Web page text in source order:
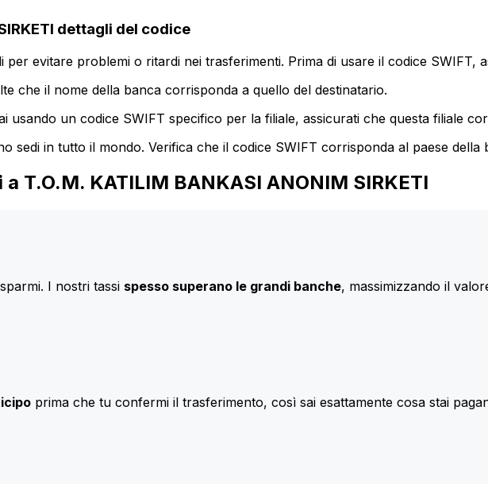
dettagli del codice
evitare problemi o ritardi nei trasferimenti. Prima di usare il codice SWIFT,
che il nome della banca corrisponda a quello del destinatario.
usando un codice SWIFT specifico per la filiale, assicurati che questa filiale
sedi in tutto il mondo. Verifica che il codice SWIFT corrisponda al paese della
T.O.M. KATILIM BANKASI ANONIM SIRKETI
I nostri tassi spesso superano le grandi banche, massimizzando il
prima che tu confermi il trasferimento, così sai esattamente cosa stai